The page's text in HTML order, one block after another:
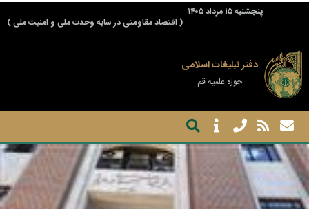
پنجشنبه ۱۵ مرداد ۱۴۰۵
( اقتصاد مقاومتی در سایه وحدت ملی و امنیت ملی )
دفتر تبلیغات اسلامی
حوزه علمیه قم